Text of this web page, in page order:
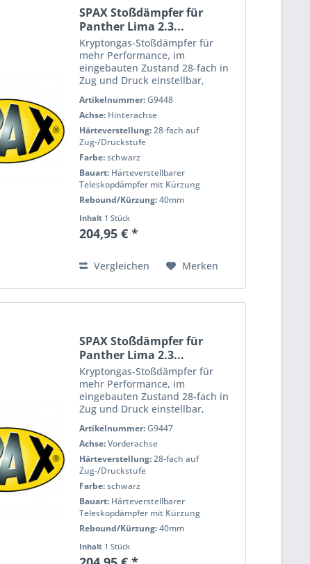
SPAX Stoßdämpfer für
Panther Lima 2.3...
Kryptongas-Stoßdämpfer für
mehr Performance, im
eingebauten Zustand 28-fach in
Zug und Druck einstellbar,
Lebensdauer, voll Prüfstand
getestet für h?Âchste Qualität
und Performance. Wenn Sie das
Handling...
Artikelnummer:G9448
Achse: Hinterachse
Härteverstellung:28-fach auf
Zug-/Druckstufe
Farbe:schwarz
Bauart: Härteverstellbarer
Teleskopdämpfer mit Kürzung
Rebound/Kürzung:40mm
Inhalt 1 Stück
204,95 € *
Vergleichen Merken
SPAX Stoßdämpfer für
Panther Lima 2.3...
Kryptongas-Stoßdämpfer für
mehr Performance, im
eingebauten Zustand 28-fach in
Zug und Druck einstellbar,
Lebensdauer, voll Prüfstand
getestet für h?Âchste Qualität
und Performance. Wenn Sie das
Handling...
Artikelnummer:G9447
Achse:Vorderachse
Härteverstellung:28-fach auf
Zug-/Druckstufe
Farbe:schwarz
Bauart: Härteverstellbarer
Teleskopdämpfer mit Kürzung
Rebound/Kürzung:40mm
Inhalt 1 Stück